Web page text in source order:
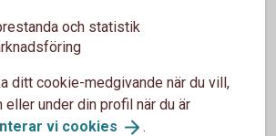
och statistik
ditt cookie-medgivande när du vill,
under din profil när du är
vi cookies .